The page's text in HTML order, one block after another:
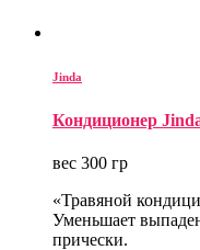
Jinda
Кондиционер
вес 300 гр
«Травяной
Уменьшает
прически.